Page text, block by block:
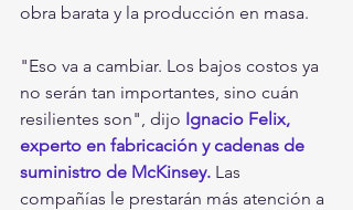
obra barata y la producción en masa.
"Eso va a cambiar. Los bajos costos ya
no serán tan importantes, sino cuán
resilientes son", dijo Ignacio Felix,
experto en fabricación y cadenas de
suministro de McKinsey. Las
compañías le prestarán más atención a